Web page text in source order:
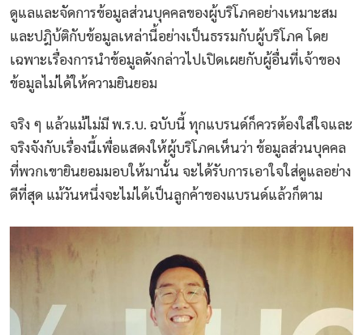
ดูแลและจัดการข้อมูลส่วนบุคคลของผู้บริโภคอย่างเหมาะสม
และปฎิบ้ติกับข้อมูลเหล่านี้อย่างเป็นธรรมกับผู้บริโภค โดย
เฉพาะเรื่องการนำข้อมูลดังกล่าวไปเปิดเผยกับผู้อื่นที่เจ้าของ
ข้อมูลไม่ได้ให้ความยินยอม
จริง ๆ แล้วแม้ไม่มี พ.ร.บ. ฉบับนี้ ทุกแบรนด์ก็ควรต้องใส่ใจและ
จริงจังกับเรื่องนี้เพื่อแสดงให้ผู้บริโภคเห็นว่า ข้อมูลส่วนบุคคล
ที่พวกเขายินยอมมอบให้มานั้น จะได้รับการเอาใจใส่ดูแลอย่าง
ดีที่สุด แม้วันหนึ่งจะไม่ได้เป็นลูกค้าของแบรนด์แล้วก็ตาม